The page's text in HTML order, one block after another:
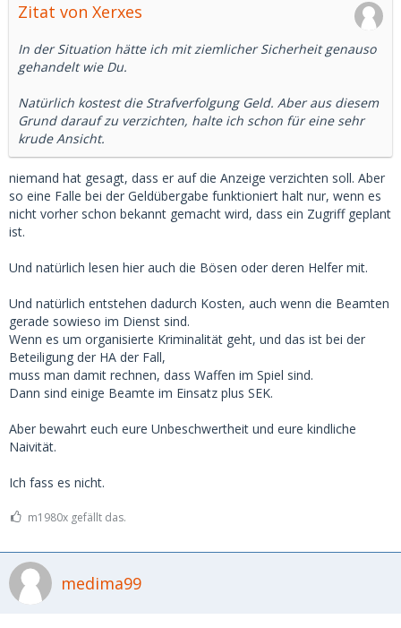
Zitat von Xerxes
In der Situation hätte ich mit ziemlicher Sicherheit genauso
gehandelt wie Du.
Natürlich kostest die Strafverfolgung Geld. Aber aus diesem
Grund darauf zu verzichten, halte ich schon für eine sehr
krude Ansicht.
niemand hat gesagt, dass er auf die Anzeige verzichten soll. Aber
so eine Falle bei der Geldübergabe funktioniert halt nur, wenn es
nicht vorher schon bekannt gemacht wird, dass ein Zugriff geplant
ist.
Und natürlich lesen hier auch die Bösen oder deren Helfer mit.
Und natürlich entstehen dadurch Kosten, auch wenn die Beamten
gerade sowieso im Dienst sind.
Wenn es um organisierte Kriminalität geht, und das ist bei der
Beteiligung der HA der Fall,
muss man damit rechnen, dass Waffen im Spiel sind.
Dann sind einige Beamte im Einsatz plus SEK.
Aber bewahrt euch eure Unbeschwertheit und eure kindliche
Naivität.
Ich fass es nicht.
m1980x gefällt das.
medima99